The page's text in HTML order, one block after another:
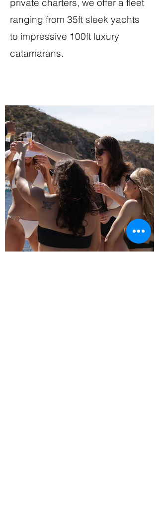
private charters, we offer a fleet
ranging from 35ft sleek yachts
to impressive 100ft luxury
catamarans.